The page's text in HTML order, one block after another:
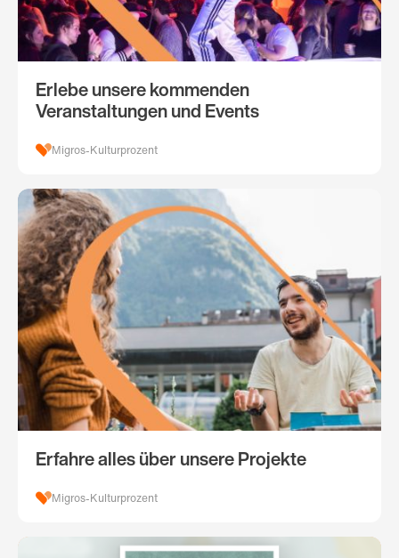
Erlebe unsere kommenden
Veranstaltungen und Events
Migros-Kulturprozent
Erfahre alles über unsere Projekte
Migros-Kulturprozent